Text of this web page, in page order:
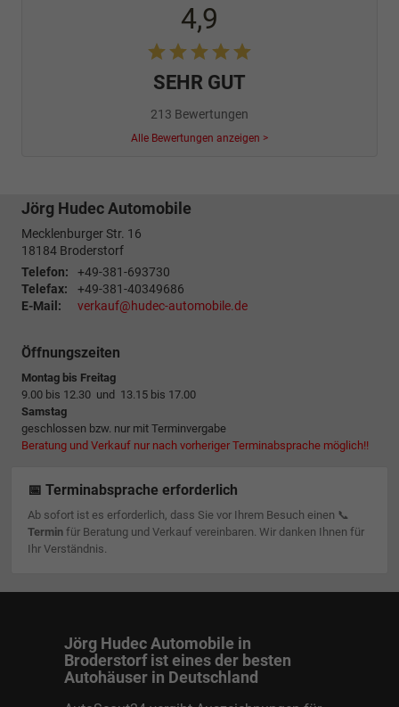
4,9
SEHR GUT
213 Bewertungen
Alle Bewertungen anzeigen >
Jörg Hudec Automobile
Mecklenburger Str. 16
18184 Broderstorf
Telefon:
+49-381-693730
Telefax:
+49-381-40349686
E-Mail:
verkauf@hudec-automobile.de
Öffnungszeiten
Montag bis Freitag
9.00 bis 12.30 und 13.15 bis 17.00
Samstag
geschlossen bzw. nur mit Terminvergabe
Beratung und Verkauf nur nach vorheriger Terminabsprache möglich!!
📅 Terminabsprache erforderlich
Ab sofort ist es erforderlich, dass Sie vor Ihrem Besuch einen 📞
Terminfür Beratung und Verkauf vereinbaren. Wir danken Ihnen für
Ihr Verständnis.
Jörg Hudec Automobile in
Broderstorf ist eines der besten
Autohäuser in Deutschland